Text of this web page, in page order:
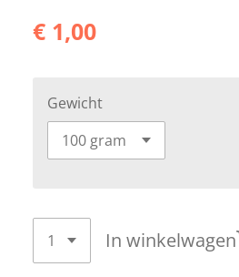
€ 1,00
Gewicht
In winkelwagen